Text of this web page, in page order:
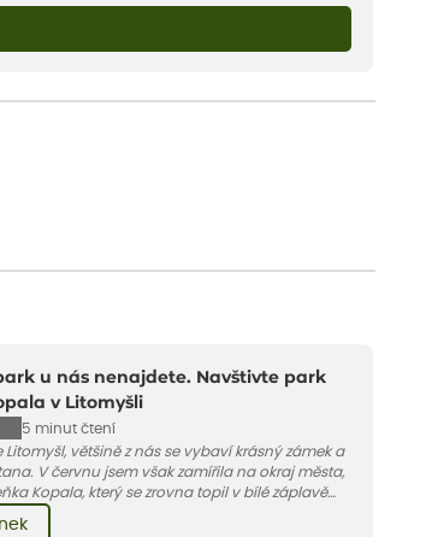
u nás nenajdete. Navštivte park
v Litomyšli
5 minut čtení
Litomyšl, většině z nás se vybaví krásný zámek a
V červnu jsem však zamířila na okraj města,
Kopala, který se zrovna topil v bílé záplavě
Fotky řeknou víc než slova, přidávám k
o tom, jak tento jedinečný kus krajiny vznikl.